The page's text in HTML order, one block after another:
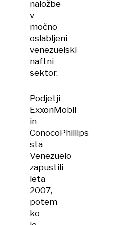
naložbe
v
močno
oslabljeni
venezuelski
naftni
sektor.
Podjetji
ExxonMobil
in
ConocoPhillips
sta
Venezuelo
zapustili
leta
2007,
potem
ko